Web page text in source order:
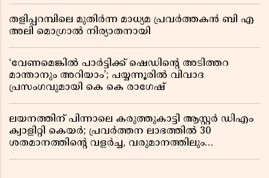
തളിപ്പറമ്പിലെ മുതിർന്ന മാധ്യമ പ്രവർത്തകൻ ബി എ
അലി മൊഗ്രാൽ നിര്യാതനായി
‘വേണമെങ്കിൽ പാർട്ടിക്ക് ഷെഡിൻ്റെ അടിത്തറ
മാന്താനും അറിയാം’; പയ്യന്നൂരിൽ വിവാദ
പ്രസംഗവുമായി കെ കെ രാഗേഷ്
ലയനത്തിന് പിന്നാലെ കരുത്തുകാട്ടി ആസ്റ്റർ ഡിഎം
ക്വാളിറ്റി കെയർ; പ്രവർത്തന ലാഭത്തിൽ 30
ശതമാനത്തിൻ്റെ വളർച്ച, വരുമാനത്തിലും